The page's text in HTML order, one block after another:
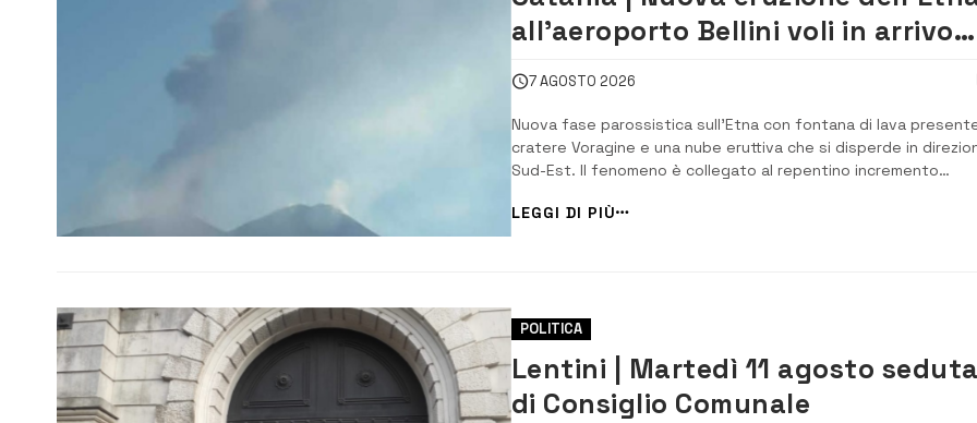
all’aeroporto Bellini voli in arrivo
dirottati
7 AGOSTO 2026
Nuova fase parossistica sull’Etna con fontana di lava
cratere Voragine e una nube eruttiva che si disperde in
Sud-Est. Il fenomeno è collegato al repentino incremento
tremore vulcanico, che ha raggiunto l’intervallo dei valori alti,
mostrando...
LEGGI DI PIÙ
POLITICA
Lentini | Martedì 11 agosto seduta
di Consiglio Comunale